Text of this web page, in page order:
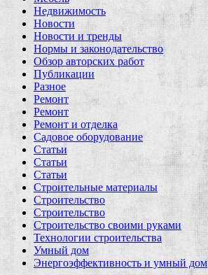
Недвижимость
Новости
Новости и тренды
Нормы и законодательство
Обзор авторских работ
Публикации
Разное
Ремонт
Ремонт
Ремонт и отделка
Садовое оборудование
Статьи
Статьи
Статьи
Строительные материалы
Строительство
Строительство
Строительство своими руками
Технологии строительства
Умный дом
Энергоэффективность и умный дом